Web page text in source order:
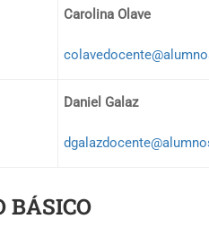
Carolina Olave
Daniel Galaz
BÁSICO